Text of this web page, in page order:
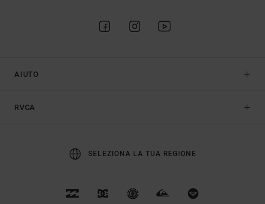
AIUTO
RVCA
SELEZIONA LA TUA REGIONE